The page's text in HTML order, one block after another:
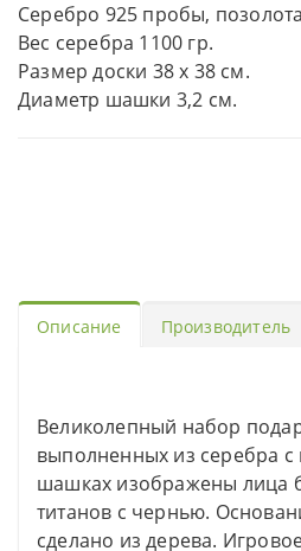
Серебро 925 пробы,
Вес серебра 1100 гр.
Размер доски 38 х 38 см.
Диаметр шашки 3,2 см.
Описание Производитель
Великолепный набор
выполненных из серебра с
шашках изображены лица
титанов с чернью.
сделано из дерева.